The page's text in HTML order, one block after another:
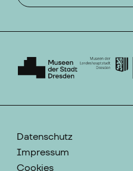
Datenschutz
Impressum
Cookies